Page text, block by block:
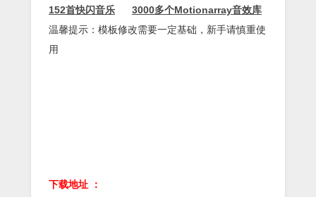
152首快闪音乐
3000多个Motionarray音效库
温馨提示：模板修改需要一定基础，新手请慎重使
用
下载地址 ：